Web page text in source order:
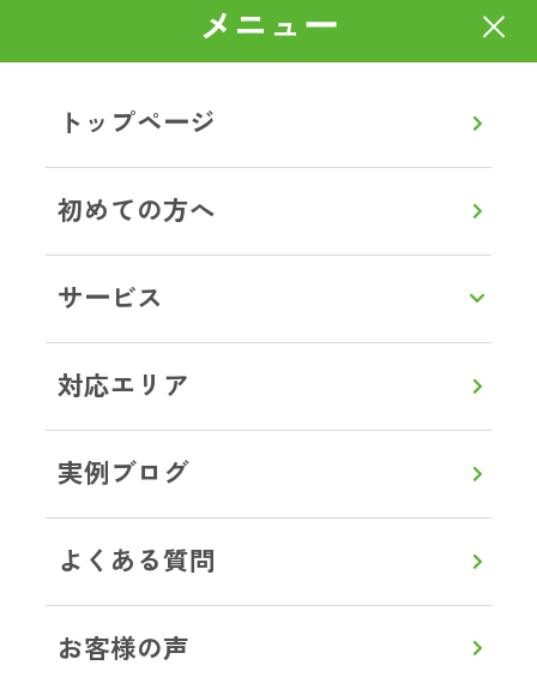
メニュー
トップページ
初めての方へ
サービス
対応エリア
実例ブログ
よくある質問
お客様の声
でした！作業はとても手際がよく、
あっという間に運び出していただけ
終始丁寧で安心してお任せできまし
た。料金も明朗で、最初から最後ま
でストレスなく対応していただき、
本当に助かりました。また何かあれ
りがとうございました。
茨城県土浦市 G様
一人暮らしをしていた母が孤独死し
ているとの連絡が。部屋はゴミ屋敷
状態で、とても清掃できるような状
況ではありませんでした。遠方のた
だきました。作業前に部屋の状態を